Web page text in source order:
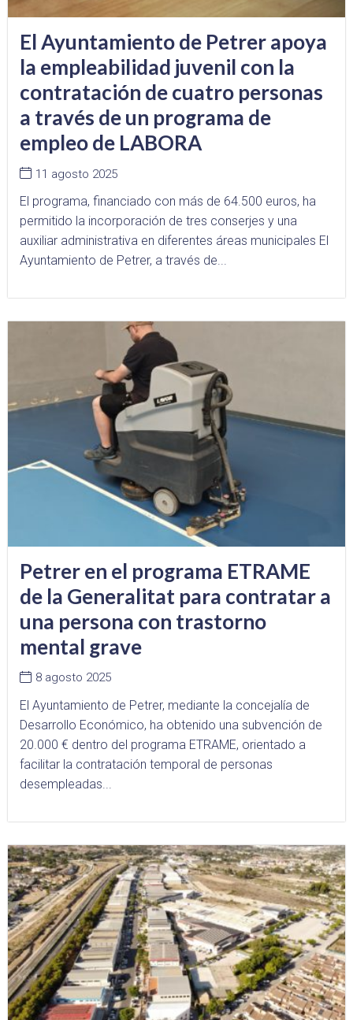
El Ayuntamiento de Petrer apoya
la empleabilidad juvenil con la
contratación de cuatro personas
a través de un programa de
empleo de LABORA
11 agosto 2025
El programa, financiado con más de 64.500 euros, ha
permitido la incorporación de tres conserjes y una
auxiliar administrativa en diferentes áreas municipales El
Ayuntamiento de Petrer, a través de...
Petrer en el programa ETRAME
de la Generalitat para contratar a
una persona con trastorno
mental grave
8 agosto 2025
El Ayuntamiento de Petrer, mediante la concejalía de
Desarrollo Económico, ha obtenido una subvención de
20.000 € dentro del programa ETRAME, orientado a
facilitar la contratación temporal de personas
desempleadas...